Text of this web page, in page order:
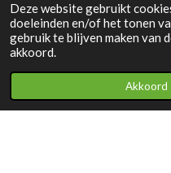
Deze website gebruikt
doeleinden en/of het tonen
gebruik te blijven maken van
akkoord.
Akkoord
Van strategie naar hands-on
management, business
Copyright © 2026
Products B.V. | The